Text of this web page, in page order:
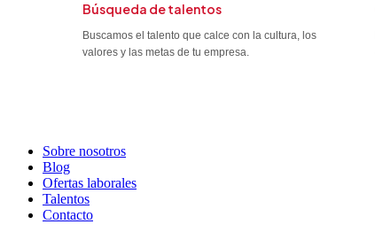
Búsqueda de talentos
Buscamos el talento que calce con la cultura, los
valores y las metas de tu empresa.
Sobre nosotros
Blog
Ofertas laborales
Talentos
Contacto